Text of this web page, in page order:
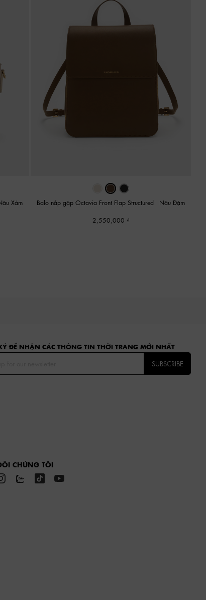
Xám
Balo nắp gập Octavia Front Flap Structured
Nâu Đậm
2,550,000
ĐỂ NHẬN CÁC THÔNG TIN THỜI TRANG MỚI NHẤT
SUBSCRIBE
CHÚNG TÔI